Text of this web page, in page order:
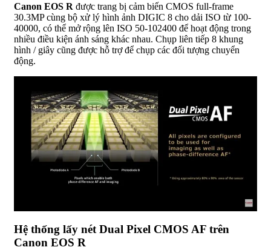
Canon EOS R được trang bị cảm biến CMOS full-frame
30.3MP cùng bộ xử lý hình ảnh DIGIC 8 cho dải ISO từ 100-
40000, có thể mở rộng lên ISO 50-102400 để hoạt động trong
nhiều điều kiện ánh sáng khác nhau. Chụp liên tiếp 8 khung
hình / giây cũng được hỗ trợ để chụp các đối tượng chuyển
động.
Hệ thống lấy nét Dual Pixel CMOS AF trên
Canon EOS R